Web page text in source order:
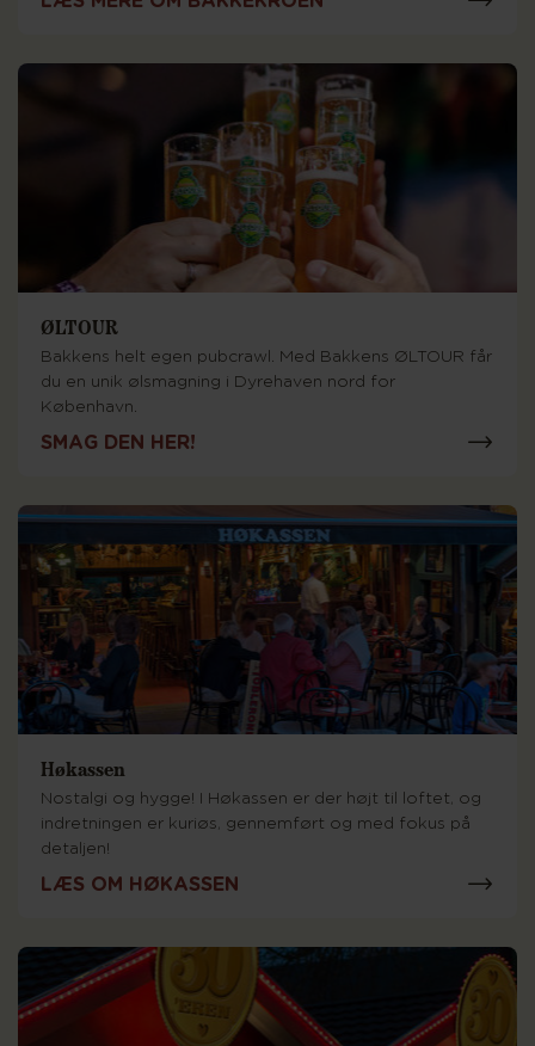
ØLTOUR
Bakkens helt egen pubcrawl. Med Bakkens ØLTOUR får
du en unik ølsmagning i Dyrehaven nord for
København.
SMAG DEN HER!
Høkassen
Nostalgi og hygge! I Høkassen er der højt til loftet, og
indretningen er kuriøs, gennemført og med fokus på
detaljen!
LÆS OM HØKASSEN